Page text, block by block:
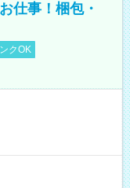
仕事！梱包・
クOK